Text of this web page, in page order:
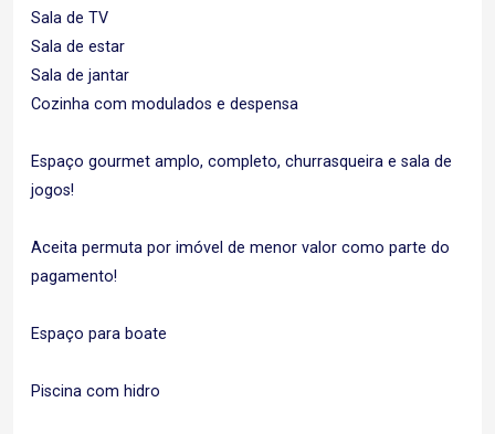
Sala de TV
Sala de estar
Sala de jantar
Cozinha com modulados e despensa
Espaço gourmet amplo, completo, churrasqueira e sala de
jogos!
Aceita permuta por imóvel de menor valor como parte do
pagamento!
Espaço para boate
Piscina com hidro